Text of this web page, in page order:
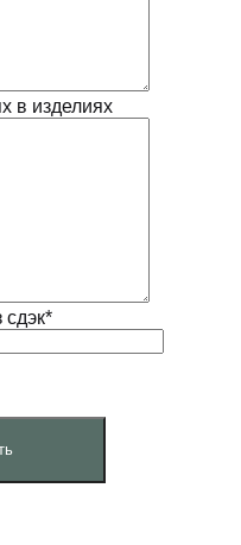
в изделиях
сдэк*